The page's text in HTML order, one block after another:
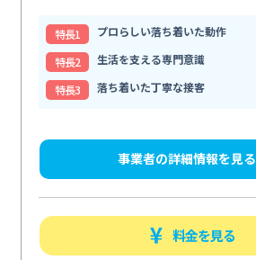
特⻑1
プロらしい落ち着いた動作
特⻑2
生活を支える専門意識
特⻑3
落ち着いた丁寧な接客
事業者の詳細情報を見る
料金を見る